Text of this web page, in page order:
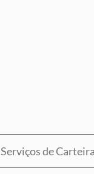
Serviços de Carteira